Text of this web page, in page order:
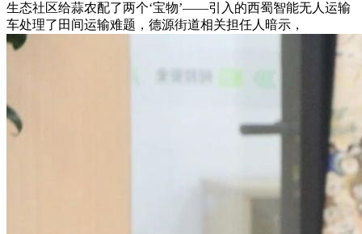
生态社区给蒜农配了两个‘宝物’——引入的西蜀智能无人运输
车处理了田间运输难题，德源街道相关担任人暗示，